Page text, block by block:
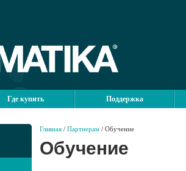
Где купить Поддержка
Главная / Партнерам / Обучение
Обучение